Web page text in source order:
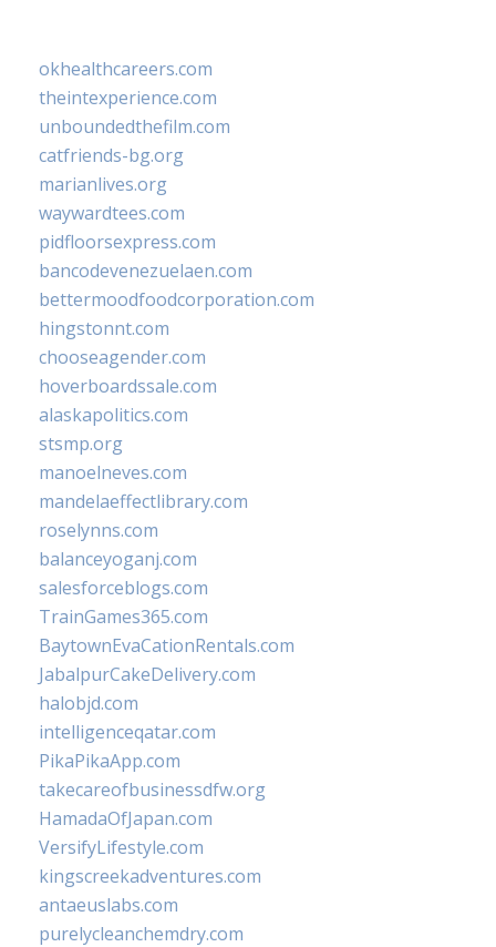
okhealthcareers.com
theintexperience.com
unboundedthefilm.com
catfriends-bg.org
marianlives.org
waywardtees.com
pidfloorsexpress.com
bancodevenezuelaen.com
bettermoodfoodcorporation.com
hingstonnt.com
chooseagender.com
hoverboardssale.com
alaskapolitics.com
stsmp.org
manoelneves.com
mandelaeffectlibrary.com
roselynns.com
balanceyoganj.com
salesforceblogs.com
TrainGames365.com
BaytownEvaCationRentals.com
JabalpurCakeDelivery.com
halobjd.com
intelligenceqatar.com
PikaPikaApp.com
takecareofbusinessdfw.org
HamadaOfJapan.com
VersifyLifestyle.com
kingscreekadventures.com
antaeuslabs.com
purelycleanchemdry.com